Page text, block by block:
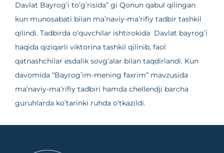
Davlat Bayrog’i to’g’risida” gi Qonun qabul qilingan
kun munosabati bilan ma’naviy-ma’rifiy tadbir tashkil
qilindi. Tadbirda o’quvchilar ishtirokida Davlat bayrog’i
haqida qiziqarli viktorina tashkil qilinib, faol
qatnashchilar esdalik sovg’alar bilan taqdirlandi. Kun
davomida “Bayrog’im-mening faxrim” mavzusida
ma’naviy-ma’rifiy tadbiri hamda chellendji barcha
guruhlarda ko’tarinki ruhda o’tkazildi.